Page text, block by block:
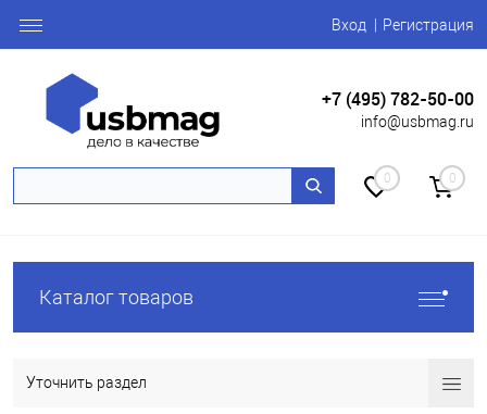
Вход Регистрация
+7 (495) 782-50-00
info@usbmag.ru
0 0
Каталог товаров
Уточнить раздел